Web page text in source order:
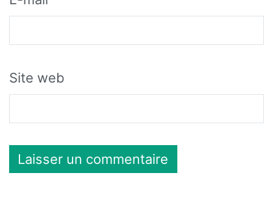
Site web